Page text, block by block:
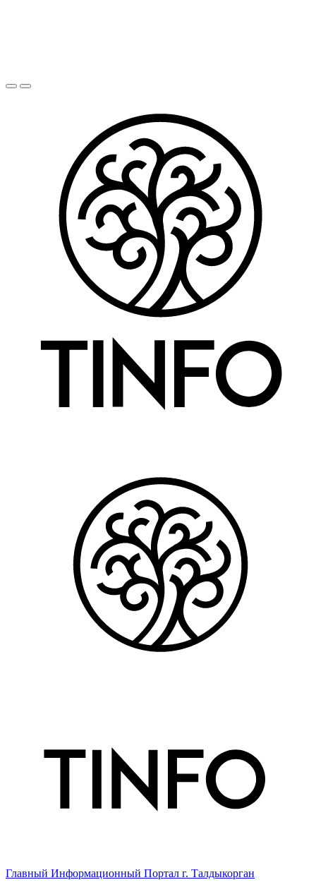
Главный Информационный Портал г. Талдыкорган